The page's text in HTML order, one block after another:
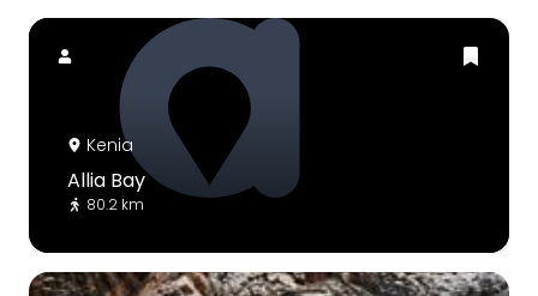
Kenia
Allia Bay
80.2 km